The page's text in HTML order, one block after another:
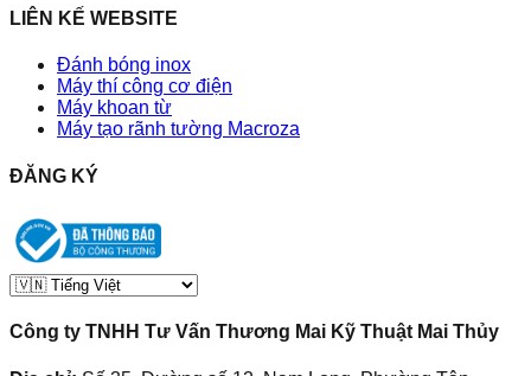
LIÊN KẾ WEBSITE
Đánh bóng inox
Máy thí công cơ điện
Máy khoan từ
Máy tạo rãnh tường Macroza
ĐĂNG KÝ
Công ty TNHH Tư Vấn Thương Mai Kỹ Thuật Mai Thủy